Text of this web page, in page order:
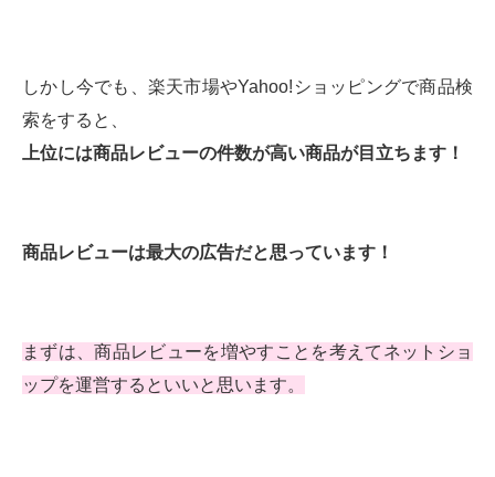
しかし今でも、楽天市場やYahoo!ショッピングで商品検
索をすると、
上位には商品レビューの件数が高い商品が目立ちます！
商品レビューは最大の広告だと思っています！
まずは、商品レビューを増やすことを考えてネットショ
ップを運営するといいと思います。